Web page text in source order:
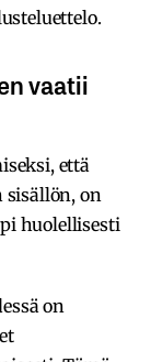
vaatii
että
sisällön, on
huolellisesti
on